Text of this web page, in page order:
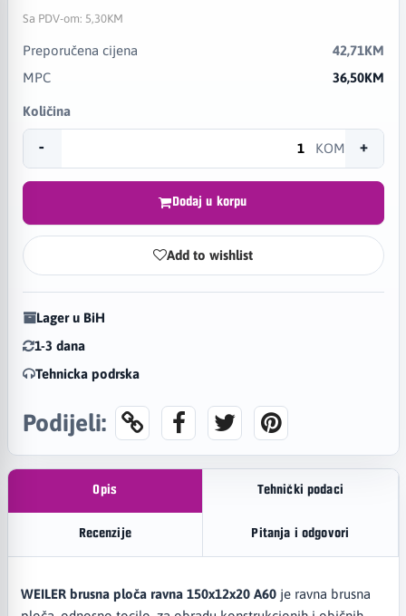
Sa PDV-om: 5,30KM
Preporučena cijena
42,71KM
MPC
36,50KM
Količina
- KOM +
Dodaj u korpu
Add to wishlist
Lager u BiH
1-3 dana
Tehnicka podrska
Podijeli:
Opis Tehnički podaci
Recenzije Pitanja i odgovori
WEILER brusna ploča ravna 150x12x20 A60je ravna brusna